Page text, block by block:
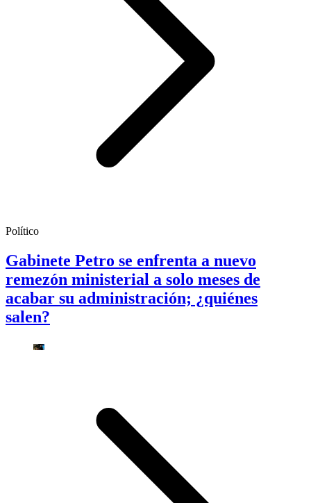
Político
Gabinete Petro se enfrenta a nuevo
remezón ministerial a solo meses de
acabar su administración; ¿quiénes
salen?